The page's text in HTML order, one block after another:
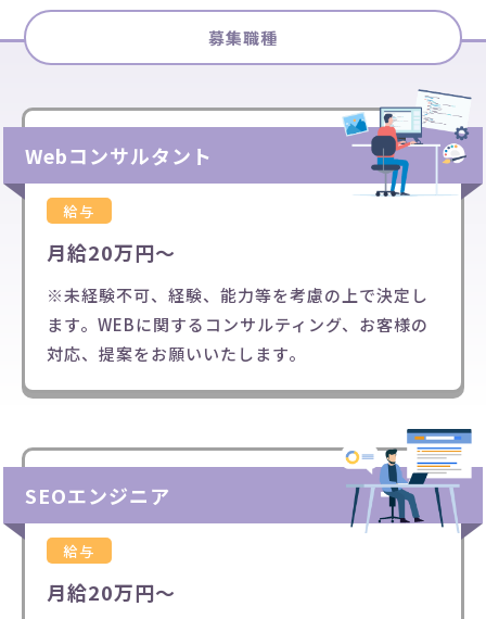
募集職種
Webコンサルタント
給与
月給20万円～
※未経験不可、経験、能力等を考慮の上で決定し
ます。WEBに関するコンサルティング、お客様の
対応、提案をお願いいたします。
SEOエンジニア
給与
月給20万円～